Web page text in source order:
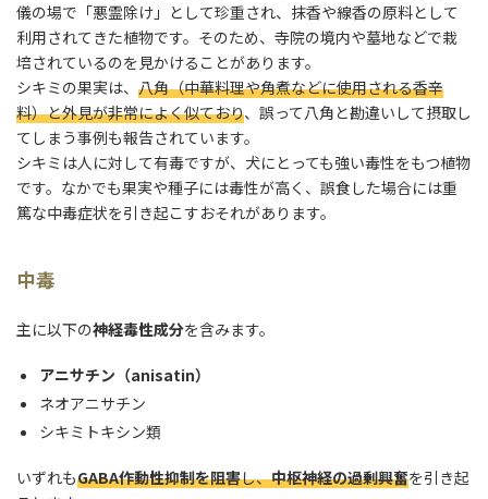
儀の場で「悪霊除け」として珍重され、抹香や線香の原料として
利用されてきた植物です。そのため、寺院の境内や墓地などで栽
培されているのを見かけることがあります。
シキミの果実は、 八角（中華料理や角煮などに使用される香辛
料）と外見が非常によく似ており、誤って八角と勘違いして摂取し
てしまう事例も報告されています。
シキミは人に対して有毒ですが、犬にとっても強い毒性をもつ植物
です。なかでも果実や種子には毒性が高く、誤食した場合には重
篤な中毒症状を引き起こすおそれがあります。
中毒
主に以下の神経毒性成分を含みます。
アニサチン（anisatin）
ネオアニサチン
シキミトキシン類
いずれもGABA作動性抑制を阻害し、中枢神経の過剰興奮を引き起